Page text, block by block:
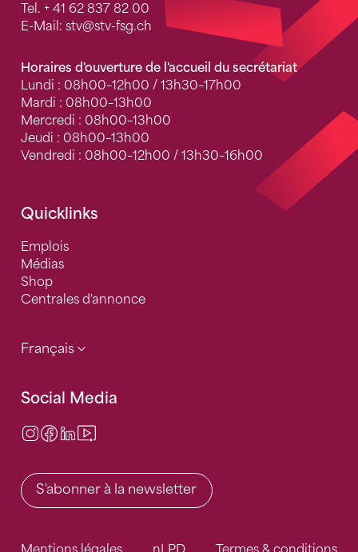
Tel. + 41 62 837 82 00
E-Mail: stv@stv-fsg.ch
Horaires d'ouverture de l'accueil du secrétariat
Lundi : 08h00–12h00 / 13h30–17h00
Mardi : 08h00–13h00
Mercredi : 08h00–13h00
Jeudi : 08h00–13h00
Vendredi : 08h00–12h00 / 13h30–16h00
Quicklinks
Emplois
Médias
Shop
Centrales d'annonce
Français
Social Media
Instagram
Facebook
LinkedIn
S'abonner à la newsletter